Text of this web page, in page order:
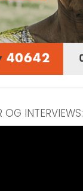
OG INTERVIEWS: